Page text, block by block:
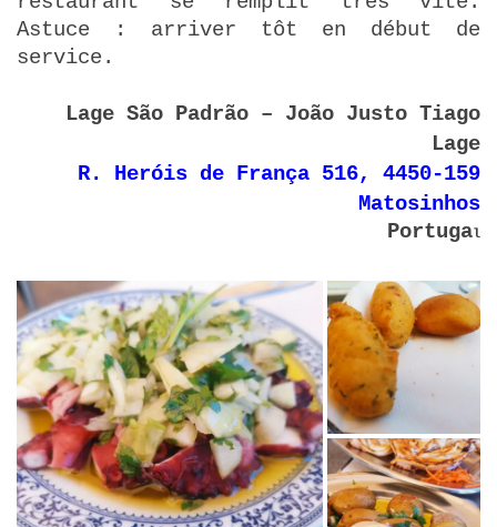
Astuce : arriver tôt en début de
service.
Lage São Padrão – João Justo Tiago
Lage
R. Heróis de França 516, 4450-159
Matosinhos
Portugal